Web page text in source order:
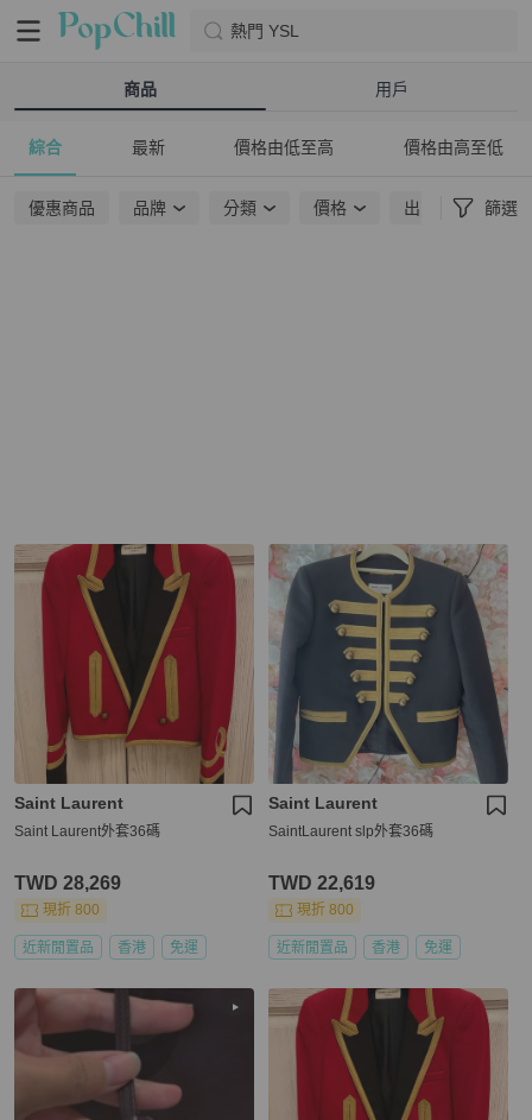
熱門 YSL
商品 用戶
綜合 最新 價格由低至高 價格由高至低
優惠商品 品牌 分類 價格 出貨地點 篩選
Saint Laurent
Saint Laurent外套36碼
TWD 28,269
現折 800
近新閒置品 香港 免運
Saint Laurent
SaintLaurent slp外套36碼
TWD 22,619
現折 800
近新閒置品 香港 免運